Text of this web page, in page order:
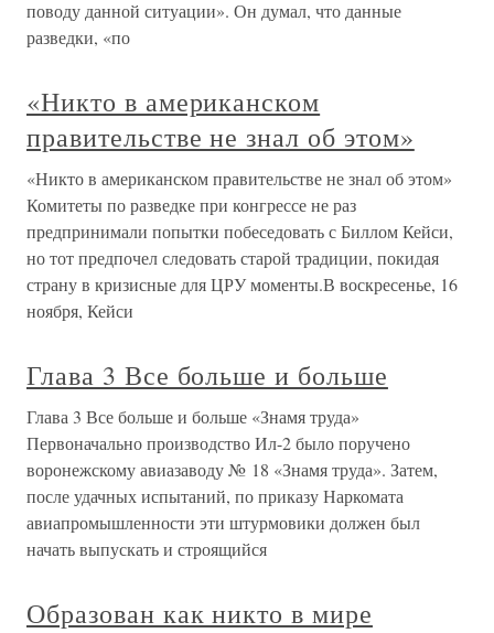
поводу данной ситуации». Он думал, что данные
разведки, «по
«Никто в американском
правительстве не знал об этом»
«Никто в американском правительстве не знал об этом»
Комитеты по разведке при конгрессе не раз
предпринимали попытки побеседовать с Биллом Кейси,
но тот предпочел следовать старой традиции, покидая
страну в кризисные для ЦРУ моменты.В воскресенье, 16
ноября, Кейси
Глава 3 Все больше и больше
Глава 3 Все больше и больше «Знамя труда»
Первоначально производство Ил-2 было поручено
воронежскому авиазаводу № 18 «Знамя труда». Затем,
после удачных испытаний, по приказу Наркомата
авиапромышленности эти штурмовики должен был
начать выпускать и строящийся
Образован как никто в мире